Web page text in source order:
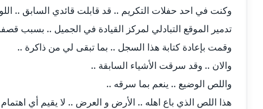
مدونة أميرة رفعت عاملة
مدونة أميرة محمود عاملة
مدونة انجي مطاوع عاملة
تدمير الموقع التبادلي لمركز القيادة في الجميل .. بسبب قصفة جوية يوم
وقمت بإعادة كتابة هذا السجل .. بما تبقى لي من ذاكرة ..
والان .. وقد سرقت الأشياء السابقة ..
واللص الوضيع .. ينعم بما سرقه ..
هذا اللص الذي باع اهله .. الأرض و العرض .. لا يقيم أي